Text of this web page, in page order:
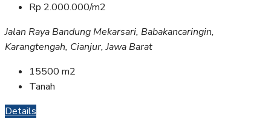
Rp 2.000.000/m2
Jalan Raya Bandung Mekarsari, Babakancaringin,
Karangtengah, Cianjur, Jawa Barat
15500 m2
Tanah
Details